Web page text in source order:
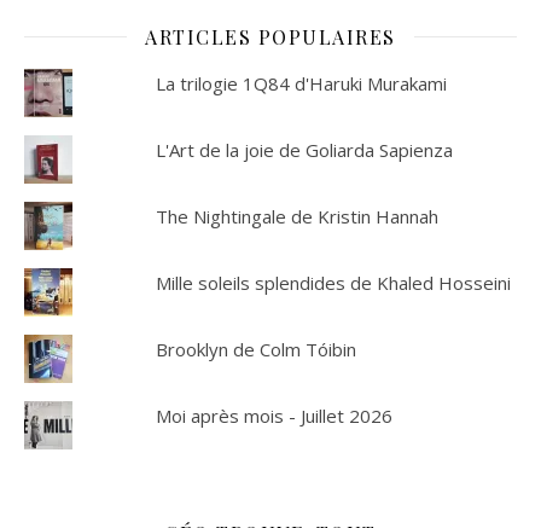
ARTICLES POPULAIRES
La trilogie 1Q84 d'Haruki Murakami
L'Art de la joie de Goliarda Sapienza
The Nightingale de Kristin Hannah
Mille soleils splendides de Khaled Hosseini
Brooklyn de Colm Tóibin
Moi après mois - Juillet 2026